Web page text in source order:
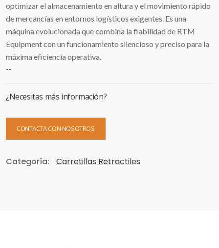
optimizar el almacenamiento en altura y el movimiento rápido
de mercancías en entornos logísticos exigentes. Es una
máquina evolucionada que combina la fiabilidad de RTM
Equipment con un funcionamiento silencioso y preciso para la
máxima eficiencia operativa.
--
¿Necesitas más información?
CONTACTA CON NOSOTROS
Categoría: Carretillas Retractiles